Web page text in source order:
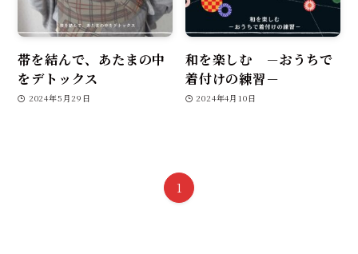
帯を結んで、あたまの中
をデトックス
2024年5月29日
和を楽しむ －おうちで
着付けの練習－
2024年4月10日
1